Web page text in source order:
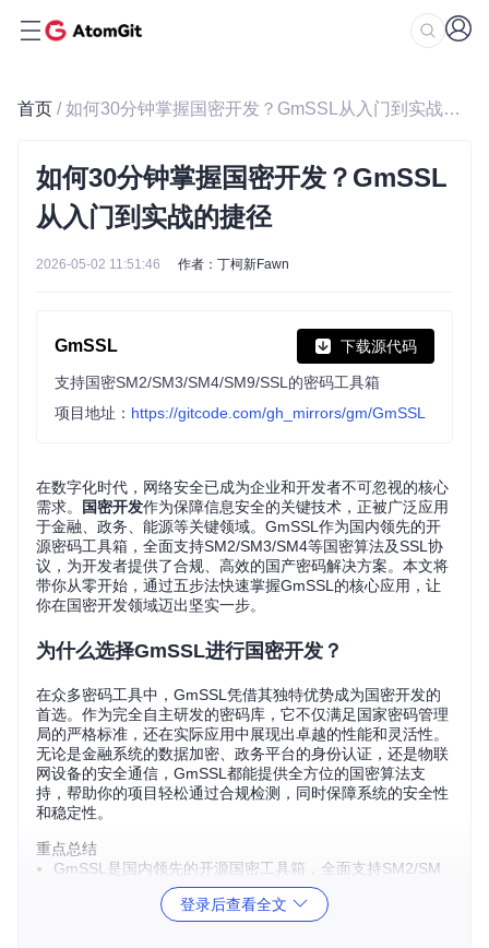
首页 / 如何30分钟掌握国密开发？GmSSL从入门到实战的捷径
如何30分钟掌握国密开发？GmSSL
从入门到实战的捷径
2026-05-02 11:51:46 作者：丁柯新Fawn
GmSSL 下载源代码
支持国密SM2/SM3/SM4/SM9/SSL的密码工具箱
项目地址： https://gitcode.com/gh_mirrors/gm/GmSSL
在数字化时代，网络安全已成为企业和开发者不可忽视的核心
需求。
国密开发作为保障信息安全的关键技术，正被广泛应用
于金融、政务、能源等关键领域。GmSSL作为国内领先的开
源密码工具箱，全面支持SM2/SM3/SM4等国密算法及SSL协
议，为开发者提供了合规、高效的国产密码解决方案。本文将
带你从零开始，通过五步法快速掌握GmSSL的核心应用，让
你在国密开发领域迈出坚实一步。
为什么选择GmSSL进行国密开发？
在众多密码工具中，GmSSL凭借其独特优势成为国密开发的
首选。作为完全自主研发的密码库，它不仅满足国家密码管理
局的严格标准，还在实际应用中展现出卓越的性能和灵活性。
无论是金融系统的数据加密、政务平台的身份认证，还是物联
网设备的安全通信，GmSSL都能提供全方位的国密算法支
持，帮助你的项目轻松通过合规检测，同时保障系统的安全性
和稳定性。
重点总结
GmSSL是国内领先的开源国密工具箱，全面支持SM2/SM
3/SM4等国密算法
满足国家密码标准，适用于金融、政务等关键领域的合规开
登录后查看全文